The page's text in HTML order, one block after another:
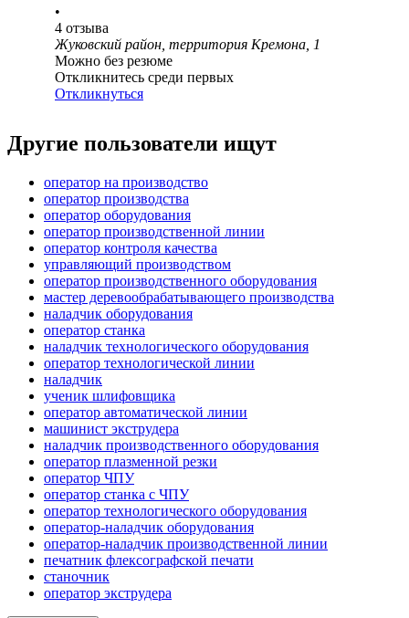
•
4 отзыва
Жуковский район, территория Кремона, 1
Можно без резюме
Откликнитесь среди первых
Откликнуться
Другие пользователи ищут
оператор на производство
оператор производства
оператор оборудования
оператор производственной линии
оператор контроля качества
управляющий производством
оператор производственного оборудования
мастер деревообрабатывающего производства
наладчик оборудования
оператор станка
наладчик технологического оборудования
оператор технологической линии
наладчик
ученик шлифовщика
оператор автоматической линии
машинист экструдера
наладчик производственного оборудования
оператор плазменной резки
оператор ЧПУ
оператор станка с ЧПУ
оператор технологического оборудования
оператор-наладчик оборудования
оператор-наладчик производственной линии
печатник флексографской печати
станочник
оператор экструдера